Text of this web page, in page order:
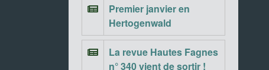
Premier janvier en
Hertogenwald
La revue Hautes Fagnes
n° 340 vient de sortir !